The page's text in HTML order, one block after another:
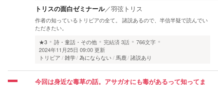
トリスの面白ゼミナール／羽弦トリス
作者の知っているトリビアの全て。 諸説あるので、半信半疑で読んでい
ただきたい。
★3
詩・童話・その他 完結済3話
766文字
2024年11月25日 09:00 更新
トリビア
雑学 為にならない 馬鹿 諸説あり
今回は身近な毒草の話。アサガオにも毒があるって知ってま